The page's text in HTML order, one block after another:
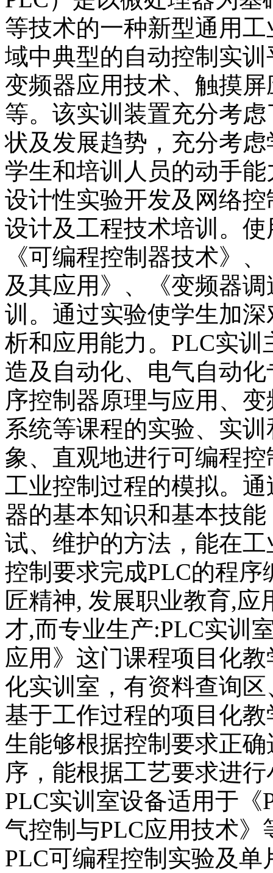
等技术的一种新型通用
域中典型的自动控制实
变频器应用技术、触摸
等。该实训装置充分考
状及发展趋势，充分考
学生和培训人员的动手
设计性实验开发及网络
设计及工程技术培训。
《可编程控制器技术》
及其应用》、《变频器
训。通过实验使学生加
析和应用能力。PLC实
造及自动化、电气自动
序控制器原理与应用、
系统等课程的实验、实
象、直观地进行可编程
工业控制过程的模拟。
器的基本知识和基本技
试、维护的方法，能在
控制要求完成PLC的程
匠精神, 发展职业教育,
才,而专业生产:PLC实训
应用》这门课程项目化
化实训室，有资料查询
基于工作过程的项目化
生能够根据控制要求正
序，能根据工艺要求进
PLC实训室设备适用于
气控制与PLC应用技术
PLC可编程控制实验及